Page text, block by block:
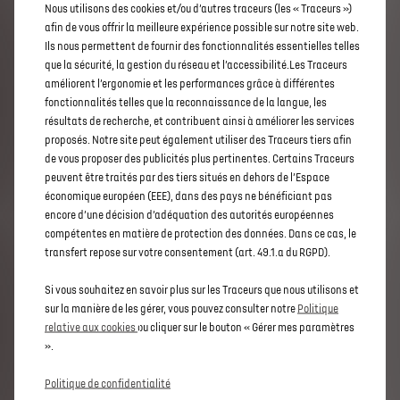
COMMENT ÇA MARCHE
Quels critères sont pris en compte dans le calcul d'une cote
automobile ?
En savoir plus
Nous utilisons des cookies et/ou d’autres traceurs (les « Traceurs »)
afin de vous offrir la meilleure expérience possible sur notre site web.
Ils nous permettent de fournir des fonctionnalités essentielles telles
que la sécurité, la gestion du réseau et l’accessibilité.Les Traceurs
améliorent l’ergonomie et les performances grâce à différentes
fonctionnalités telles que la reconnaissance de la langue, les
résultats de recherche, et contribuent ainsi à améliorer les services
proposés. Notre site peut également utiliser des Traceurs tiers afin
de vous proposer des publicités plus pertinentes. Certains Traceurs
peuvent être traités par des tiers situés en dehors de l’Espace
économique européen (EEE), dans des pays ne bénéficiant pas
encore d’une décision d’adéquation des autorités européennes
compétentes en matière de protection des données. Dans ce cas, le
transfert repose sur votre consentement (art. 49.1.a du RGPD).
Si vous souhaitez en savoir plus sur les Traceurs que nous utilisons et
sur la manière de les gérer, vous pouvez consulter notre Politique
relative aux cookies ou cliquer sur le bouton « Gérer mes paramètres
».
Politique de confidentialité